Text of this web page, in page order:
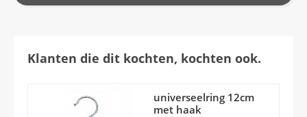
Klanten die dit kochten, kochten ook.
universeelring 12cm
met haak